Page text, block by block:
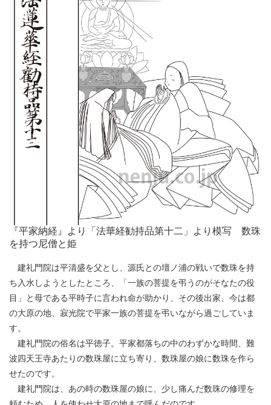
『平家納経』より「法華経勧持品第十二」より模写 数珠
を持つ尼僧と姫
建礼門院は平清盛を父とし、源氏との壇ノ浦の戦いで数珠を持
ち入水しようとしたところ、「一族の菩提を弔うのがそなたの役
目」と母である平時子に言われ命が助かり、その後出家、今は都
の大原の地、寂光院で平家一族の菩提を弔いながら過ごしていま
す。
建礼門院の俗名は平徳子。平家都落ちの中のわずかな時間、難
波四天王寺あたりの数珠屋に立ち寄り、数珠屋の娘に数珠を作ら
せたのです。
建礼門院は、あの時の数珠屋の娘に、少し痛んだ数珠の修理を